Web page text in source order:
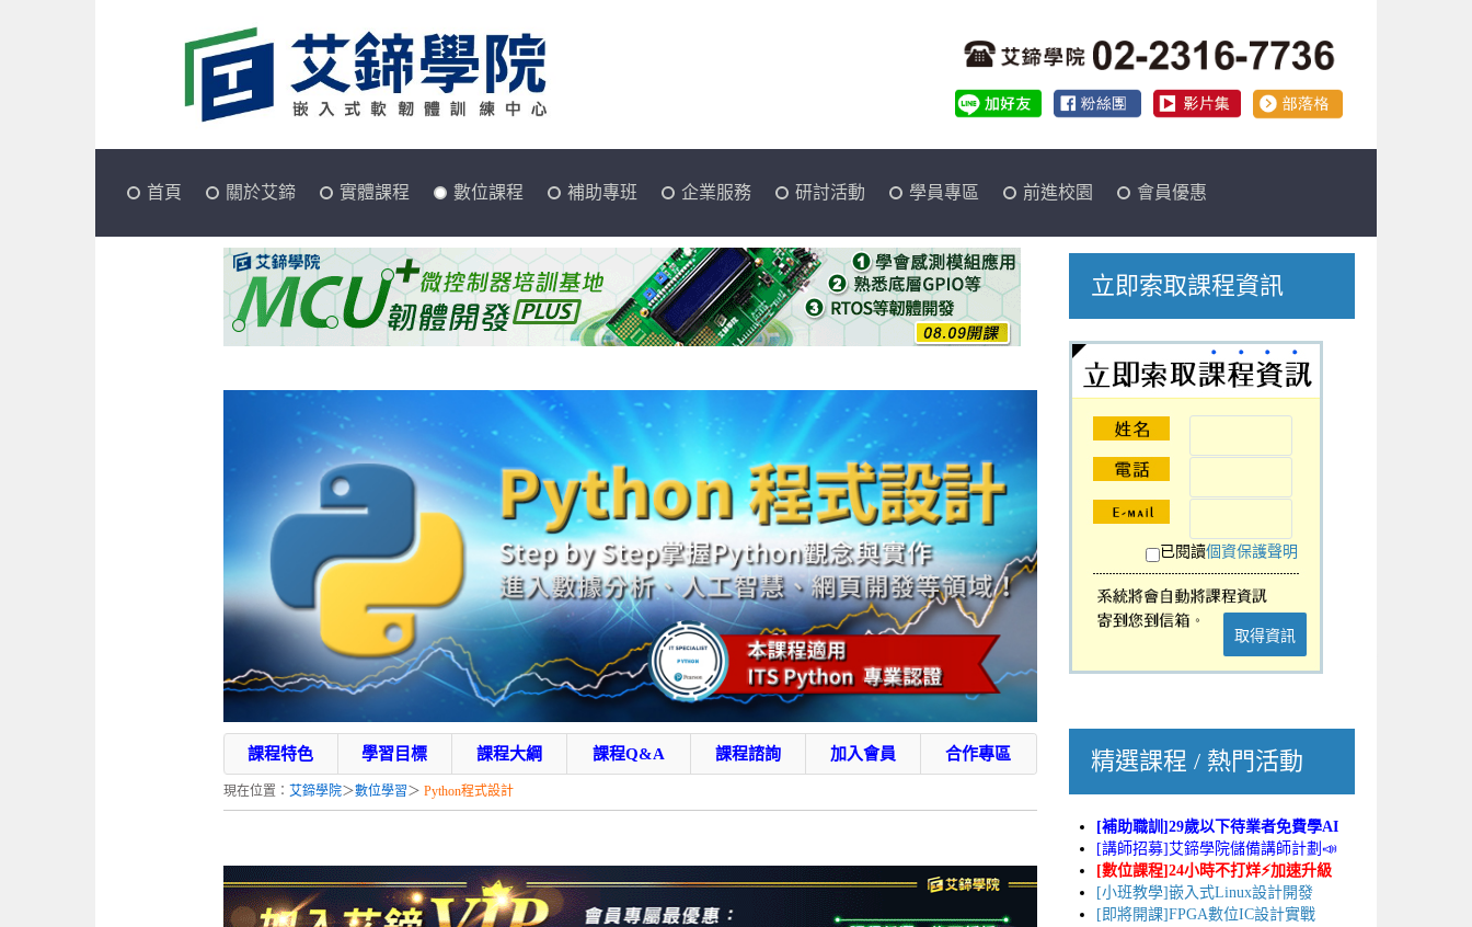
首頁 關於艾鍗 實體課程 數位課程 補助專班 企業服務 研討活動 學員專區 前進校園 會員優惠
課程特色 學習目標 課程大綱 課程Q&A 課程諮詢 加入會員 合作專區
現在位置： 艾鍗學院＞數位學習＞ Python程式設計
立即索取課程資訊
已閱讀個資保護聲明
取得資訊
精選課程 / 熱門活動
[補助職訓]29歲以下待業者免費學AI
[講師招募]艾鍗學院儲備講師計劃📣
[數位課程]24小時不打烊⚡加速升級
[小班教學]嵌入式Linux設計開發
[即將開課]FPGA數位IC設計實戰